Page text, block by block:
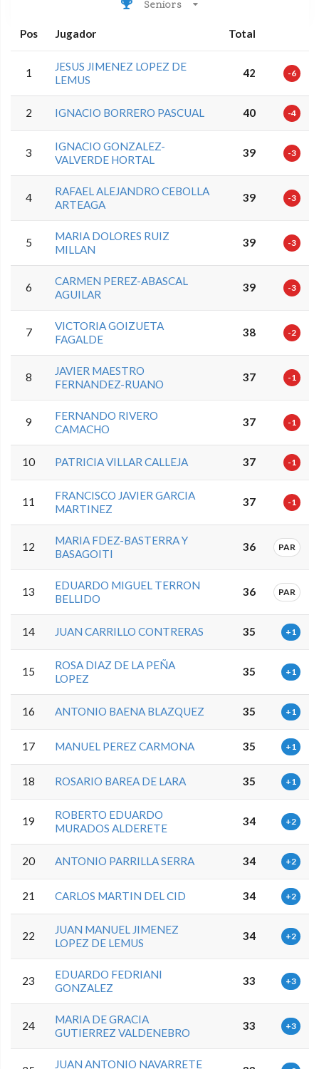
Seniors
Pos Jugador Total
1
JESUS JIMENEZ LOPEZ DE
LEMUS
42 -6
2 IGNACIO BORRERO PASCUAL 40 -4
3
IGNACIO GONZALEZ-
VALVERDE HORTAL
39 -3
4
RAFAEL ALEJANDRO CEBOLLA
ARTEAGA
39 -3
5
MARIA DOLORES RUIZ
MILLAN
39 -3
6
CARMEN PEREZ-ABASCAL
AGUILAR
39 -3
7
VICTORIA GOIZUETA
FAGALDE
38 -2
8
JAVIER MAESTRO
FERNANDEZ-RUANO
37 -1
9
FERNANDO RIVERO
CAMACHO
37 -1
10 PATRICIA VILLAR CALLEJA 37 -1
11
FRANCISCO JAVIER GARCIA
MARTINEZ
37 -1
12
MARIA FDEZ-BASTERRA Y
BASAGOITI
36 PAR
13
EDUARDO MIGUEL TERRON
BELLIDO
36 PAR
14 JUAN CARRILLO CONTRERAS 35 +1
15
ROSA DIAZ DE LA PEÑA
LOPEZ
35 +1
16 ANTONIO BAENA BLAZQUEZ 35 +1
17 MANUEL PEREZ CARMONA 35 +1
18 ROSARIO BAREA DE LARA 35 +1
19
ROBERTO EDUARDO
MURADOS ALDERETE
34 +2
20 ANTONIO PARRILLA SERRA 34 +2
21 CARLOS MARTIN DEL CID 34 +2
22
JUAN MANUEL JIMENEZ
LOPEZ DE LEMUS
34 +2
23
EDUARDO FEDRIANI
GONZALEZ
33 +3
24
MARIA DE GRACIA
GUTIERREZ VALDENEBRO
33 +3
JUAN ANTONIO NAVARRETE